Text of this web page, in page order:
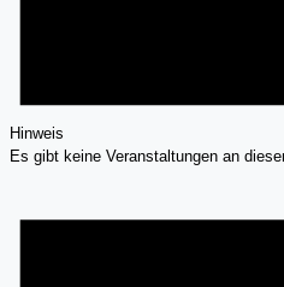
Hinweis
Es gibt keine Veranstaltungen an